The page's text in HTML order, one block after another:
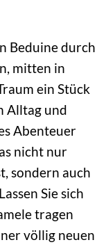
Beduine durch
mitten in
ein Stück
Alltag und
Abenteuer
nicht nur
sondern auch
Sie sich
tragen
völlig neuen